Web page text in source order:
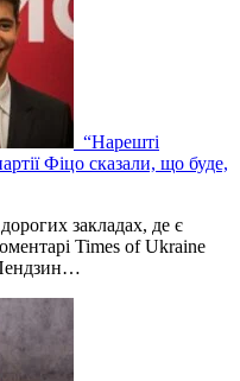
“Нарешті
Фіцо сказали, що буде,
закладах, де є
Times of Ukraine